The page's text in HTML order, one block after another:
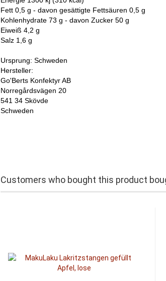
Fett 0,5 g - davon gesättigte Fettsäuren 0,5 g
Kohlenhydrate 73 g - davon Zucker 50 g
Eiweiß 4,2 g
Salz 1,6 g
Ursprung: Schweden
Hersteller:
Go'Berts Konfektyr AB
Norregårdsvägen 20
541 34 Skövde
Schweden
Customers who bought this product